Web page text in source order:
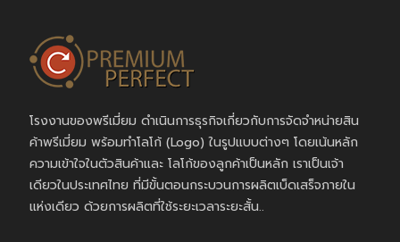
โรงงานของพรีเมี่ยม ดำเนินการธุรกิจเกี่ยวกับการจัดจำหน่ายสิน
ค้าพรีเมี่ยม พร้อมทำโลโก้ (Logo) ในรูปแบบต่างๆ โดยเน้นหลัก
ความเข้าใจในตัวสินค้าและ โลโก้ของลูกค้าเป็นหลัก เราเป็นเจ้า
เดียวในประเทศไทย ที่มีขั้นตอนกระบวนการผลิตเบ็ดเสร็จภายใน
แห่งเดียว ด้วยการผลิตที่ใช้ระยะเวลาระยะสั้น..